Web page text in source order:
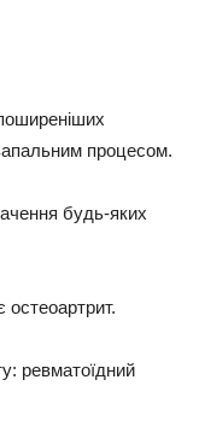
процесом.
будь-яких
ревматоїдний